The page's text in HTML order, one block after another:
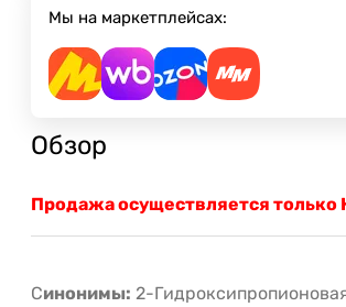
Мы на маркетплейсах:
Обзор
Продажа осуществляется
Синонимы: 2-